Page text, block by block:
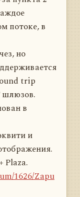
потоке, в
но
trip
шлюзов.
в
и
Plaza.
1626/Zapu